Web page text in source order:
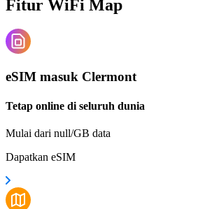
Fitur WiFi Map
eSIM masuk Clermont
Tetap online di seluruh dunia
Mulai dari null/GB data
Dapatkan eSIM